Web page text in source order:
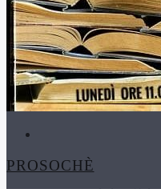
PROSOCHÈ